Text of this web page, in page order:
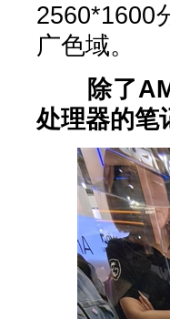
2560*1600
广色域。
除了
处理器的笔